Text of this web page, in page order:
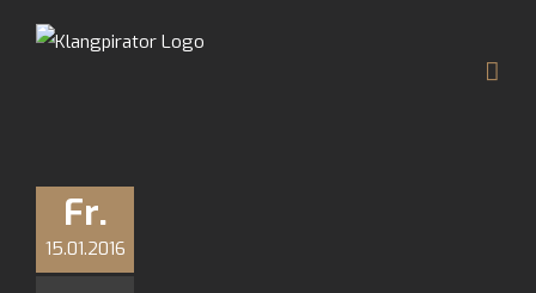
Fr.
15.01.2016